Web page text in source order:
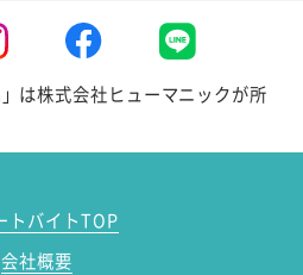
は株式会社ヒューマニックが所
トバイトTOP
会社概要